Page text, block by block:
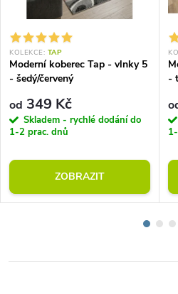
KOLEKCE: TAP
Moderní koberec Tap - vlnky 5
- šedý/červený
od 349 Kč
Skladem - rychlé dodání do
1-2 prac. dnů
ZOBRAZIT
-